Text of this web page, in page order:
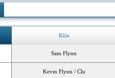
Rôle
Sam Flynn
Kevin Flynn / Clu